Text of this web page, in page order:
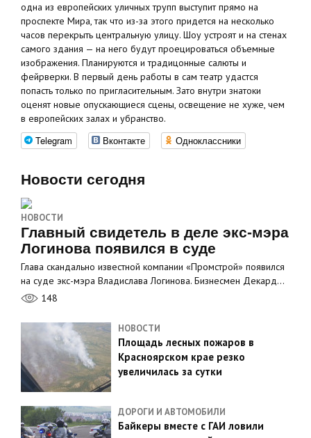
одна из европейских уличных трупп выступит прямо на
проспекте Мира, так что из-за этого придется на несколько
часов перекрыть центральную улицу. Шоу устроят и на стенах
самого здания — на него будут проецироваться объемные
изображения. Планируются и традицонные салюты и
фейрверки. В первый день работы в сам театр удастся
попасть только по пригласительным. Зато внутри знатоки
оценят новые опускающиеся сцены, освещение не хуже, чем
в европейских залах и убранство.
Telegram Вконтакте Одноклассники
Новости сегодня
НОВОСТИ
Главный свидетель в деле экс-мэра
Логинова появился в суде
Глава скандально известной компании «Промстрой» появился
на суде экс-мэра Владислава Логинова. Бизнесмен Декард…
148
НОВОСТИ
Площадь лесных пожаров в
Красноярском крае резко
увеличилась за сутки
ДОРОГИ И АВТОМОБИЛИ
Байкеры вместе с ГАИ ловили